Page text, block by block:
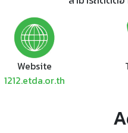
Website
1212.etda.or.th